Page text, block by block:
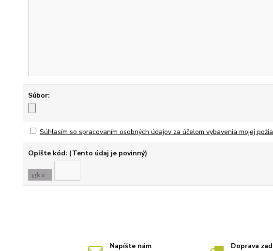
Súbor:
Súhlasím so spracovaním osobných údajov za účelom vybavenia mojej
Opíšte kód: (Tento údaj je povinný)
Napíšte nám
Doprava